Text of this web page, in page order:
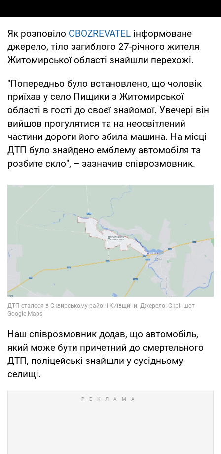
Як розповіло OBOZREVATEL інформоване
джерело, тіло загиблого 27-річного жителя
Житомирської області знайшли перехожі.
"Попередньо було встановлено, що чоловік
приїхав у село Пищики з Житомирської
області в гості до своєї знайомої. Увечері він
вийшов прогулятися та на неосвітлений
частини дороги його збила машина. На місці
ДТП було знайдено емблему автомобіля та
розбите скло", – зазначив співрозмовник.
Наш співрозмовник додав, що автомобіль,
який може бути причетний до смертельного
ДТП, поліцейські знайшли у сусідньому
селищі.